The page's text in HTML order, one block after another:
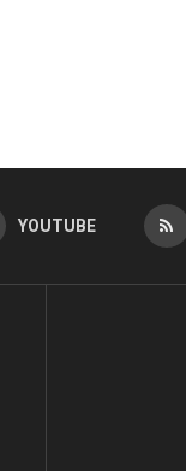
YOUTUBE